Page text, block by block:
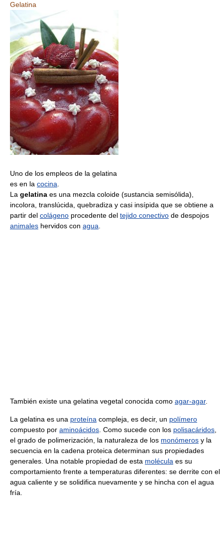
Gelatina
Uno de los empleos de la gelatina
es en la cocina
La gelatina es una mezcla coloide (sustancia semisólida),
incolora, translúcida, quebradiza y casi insípida que se obtiene a
partir del colágeno procedente del tejido conectivo de despojos
animales hervidos con agua
También existe una gelatina vegetal conocida como agar-agar.
La gelatina es una proteína compleja, es decir, un polímero
compuesto por aminoácidos . Como sucede con los polisacáridos
el grado de polimerización, la naturaleza de los monómeros y la
secuencia en la cadena proteica determinan sus propiedades
generales. Una notable propiedad de esta molécula es su
comportamiento frente a temperaturas diferentes: se derrite con el
agua caliente y se solidifica nuevamente y se hincha con el agua
fría.